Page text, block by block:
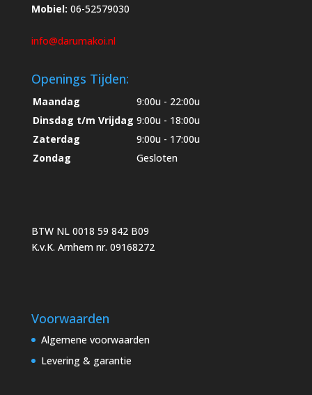
Mobiel: 06-52579030
info@darumakoi.nl
Openings Tijden:
Maandag
9:00u - 22:00u
Dinsdag t/m Vrijdag 9:00u - 18:00u
Zaterdag
9:00u - 17:00u
Zondag
Gesloten
BTW NL 0018 59 842 B09
K.v.K. Arnhem nr. 09168272
Voorwaarden
Algemene voorwaarden
Levering & garantie